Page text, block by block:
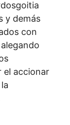
y demás
con
el accionar